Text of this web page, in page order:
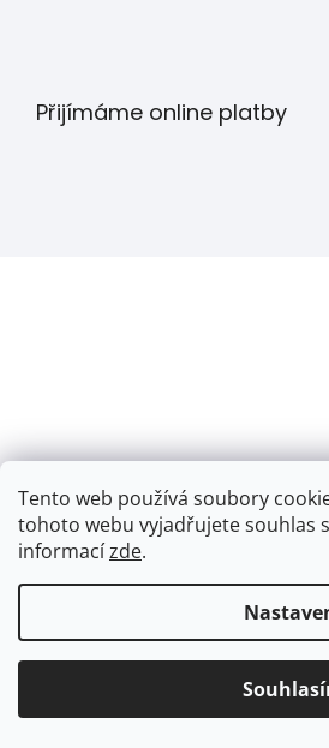
Tento web používá soubory
tohoto webu vyjadřujete souhlas
informacízde.
Přijímáme online platby